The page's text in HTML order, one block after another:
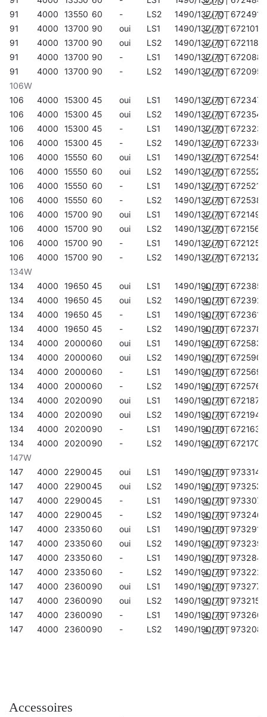
91
4000 13550 60 - LS2 1490/137/70
672491
91
4000 13700 90 oui LS1 1490/137/70
672101
91
4000 13700 90 oui LS2 1490/137/70
672118
91
4000 13700 90 - LS1 1490/137/70
672088
91
4000 13700 90 - LS2 1490/137/70
672095
106W
106
4000 15300 45 oui LS1 1490/137/70
672347
106
4000 15300 45 oui LS2 1490/137/70
672354
106
4000 15300 45 - LS1 1490/137/70
672323
106
4000 15300 45 - LS2 1490/137/70
672330
106
4000 15550 60 oui LS1 1490/137/70
672545
106
4000 15550 60 oui LS2 1490/137/70
672552
106
4000 15550 60 - LS1 1490/137/70
672521
106
4000 15550 60 - LS2 1490/137/70
672538
106
4000 15700 90 oui LS1 1490/137/70
672149
106
4000 15700 90 oui LS2 1490/137/70
672156
106
4000 15700 90 - LS1 1490/137/70
672125
106
4000 15700 90 - LS2 1490/137/70
672132
134W
134
4000 19650 45 oui LS1 1490/190/70 672385
134
4000 19650 45 oui LS2 1490/190/70 672392
134
4000 19650 45 - LS1 1490/190/70 672361
134
4000 19650 45 - LS2 1490/190/70 672378
134
4000 2000060 oui LS1 1490/190/70 672583
134
4000 2000060 oui LS2 1490/190/70 672590
134
4000 2000060 - LS1 1490/190/70 672569
134
4000 2000060 - LS2 1490/190/70 672576
134
4000 2020090 oui LS1 1490/190/70 672187
134
4000 2020090 oui LS2 1490/190/70 672194
134
4000 2020090 - LS1 1490/190/70 672163
134
4000 2020090 - LS2 1490/190/70 672170
147W
147
4000 2290045 oui LS1 1490/190/70 973314
147
4000 2290045 oui LS2 1490/190/70 973253
147
4000 2290045 - LS1 1490/190/70 973307
147
4000 2290045 - LS2 1490/190/70 973246
147
4000 2335060 oui LS1 1490/190/70 973291
147
4000 2335060 oui LS2 1490/190/70 973239
147
4000 2335060 - LS1 1490/190/70 973284
147
4000 2335060 - LS2 1490/190/70 973222
147
4000 2360090 oui LS1 1490/190/70 973277
147
4000 2360090 oui LS2 1490/190/70 973215
147
4000 2360090 - LS1 1490/190/70 973260
147
4000 2360090 - LS2 1490/190/70 973208
Accessoires